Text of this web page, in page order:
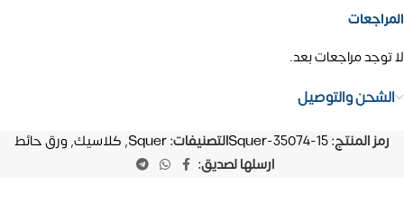
المراجعات
لا توجد مراجعات بعد.
الشحن والتوصيل
رمز المنتج:Squer-35074-15التصنيفات:Squer
, كلاسيك, ورق حائط
ارسلها لصديق: